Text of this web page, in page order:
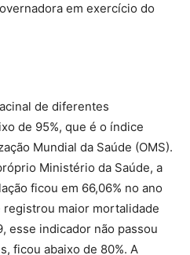
em exercício do
de diferentes
de 95%, que é o índice
Mundial da Saúde (OMS).
Ministério da Saúde, a
ficou em 66,06% no ano
registrou maior mortalidade
esse indicador não passou
ficou abaixo de 80%. A